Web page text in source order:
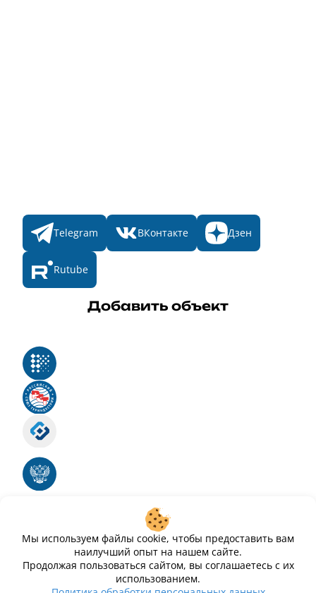
Telegram ВКонтакте Дзен
Rutube
Добавить объект
Мы используем файлы cookie, чтобы предоставить вам
наилучший опыт на нашем сайте.
Продолжая пользоваться сайтом, вы соглашаетесь с их
использованием.